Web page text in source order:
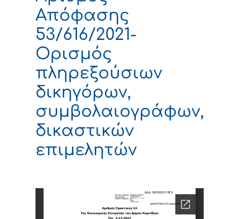
Απόφασης
53/616/2021-
Ορισμός
πληρεξούσιων
δικηγόρων,
συμβολαιογράφων,
δικαστικών
επιμελητών